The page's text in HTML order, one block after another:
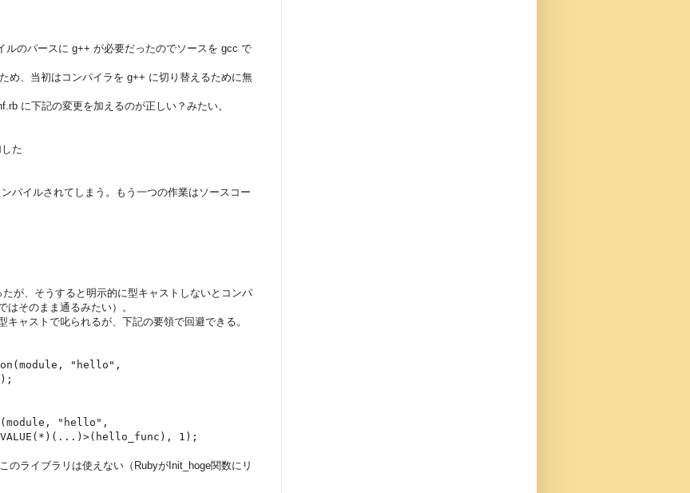
ルのパースに g++ が必要だったのでソースを gcc で
め、当初はコンパイラを g++ に切り替えるために無
に下記の変更を加えるのが正しい？みたい。
た
パイルされてしまう。もう一つの作業はソースコー
が、そうすると明示的に型キャストしないとコンパ
そのまま通るみたい）。
ャストで叱られるが、下記の要領で回避できる。
"hello",
"hello",
1);
のライブラリは使えない（RubyがInit_hoge関数にリ